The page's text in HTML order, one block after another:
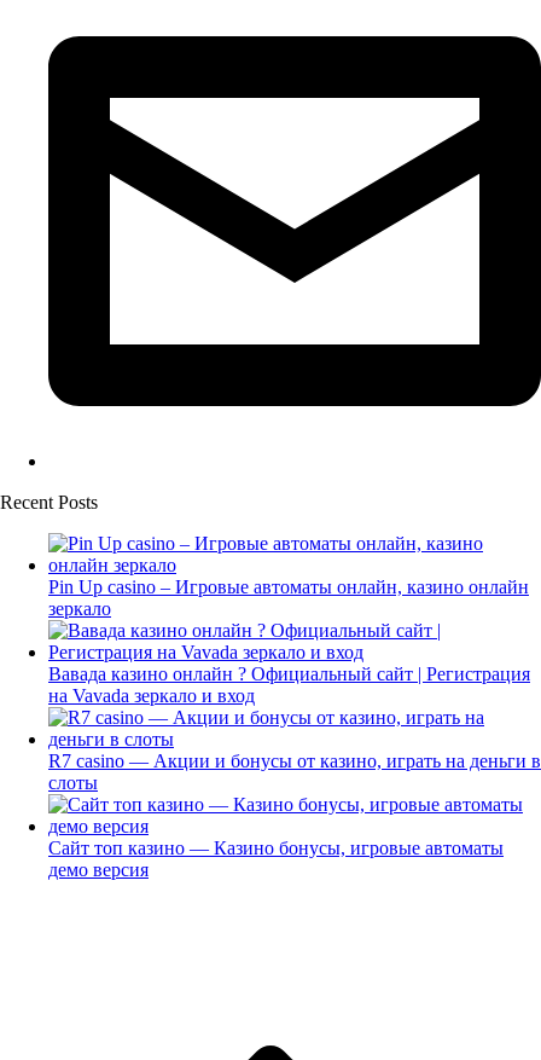
Recent Posts
Pin Up casino – Игровые автоматы онлайн, казино онлайн
зеркало
Вавада казино онлайн ? Официальный сайт | Регистрация
на Vavada зеркало и вход
R7 casino — Акции и бонусы от казино, играть на деньги в
слоты
Сайт топ казино — Казино бонусы, игровые автоматы
демо версия